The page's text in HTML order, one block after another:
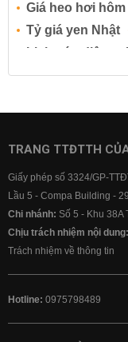
Giá heo hơi
Tỷ giá yen Nhật
Lịch cúp điện
Lãi suất tiết kiệm
Lãi suất ngân
Lãi suất ngân
TRANG TTĐTTH
Giấy phép số 3324/GP-
Lầu 5 - Compa Building -
Chi nhánh: Số 5 - Khu 38A
Chịu trách nhiệm nội dung:
Trách nhiệm về thông tin
Hotline: 0975798489